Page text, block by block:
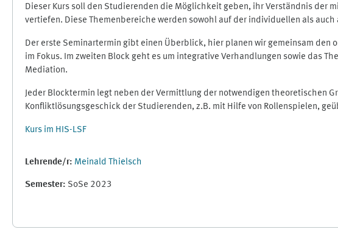
Dieser Kurs soll den Studierenden die Möglichkeit geben, ihr Verständnis der
vertiefen. Diese Themenbereiche werden sowohl auf der individuellen als
Der erste Seminartermin gibt einen Überblick, hier planen wir gemeinsam
im Fokus. Im zweiten Block geht es um integrative Verhandlungen sowie das
Mediation.
Jeder Blocktermin legt neben der Vermittlung der notwendigen theoretischen
Konfliktlösungsgeschick der Studierenden, z.B. mit Hilfe von Rollenspielen,
Kurs im HIS-LSF
Lehrende/r: Meinald Thielsch
Semester: SoSe 2023